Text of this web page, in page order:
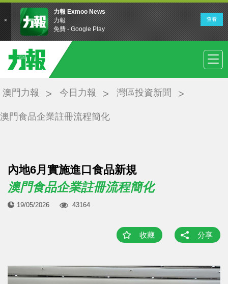
澳門力報 今日力報 灣區投資新聞
澳門食品企業註冊流程簡化
內地6月實施進口食品新規
澳門食品企業註冊流程簡化
19/05/2026 43164
收藏 分享